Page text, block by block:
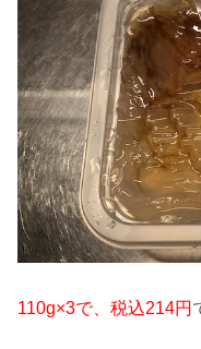
110g×3で、税込214円